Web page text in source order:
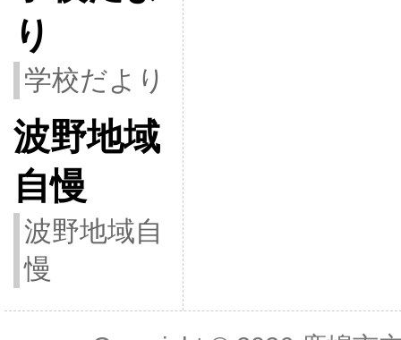
り
学校だより
波野地域
自慢
波野地域自
慢